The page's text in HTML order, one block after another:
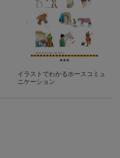
イラストでわかるホースコミュ
ニケーション